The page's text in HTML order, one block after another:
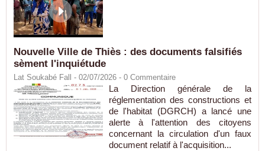
Nouvelle Ville de Thiès : des documents falsifiés
sèment l'inquiétude
Lat Soukabé Fall - 02/07/2026 - 0 Commentaire
La Direction générale de la
réglementation des constructions et
de l'habitat (DGRCH) a lancé une
alerte à l'attention des citoyens
concernant la circulation d'un faux
document relatif à l'acquisition...